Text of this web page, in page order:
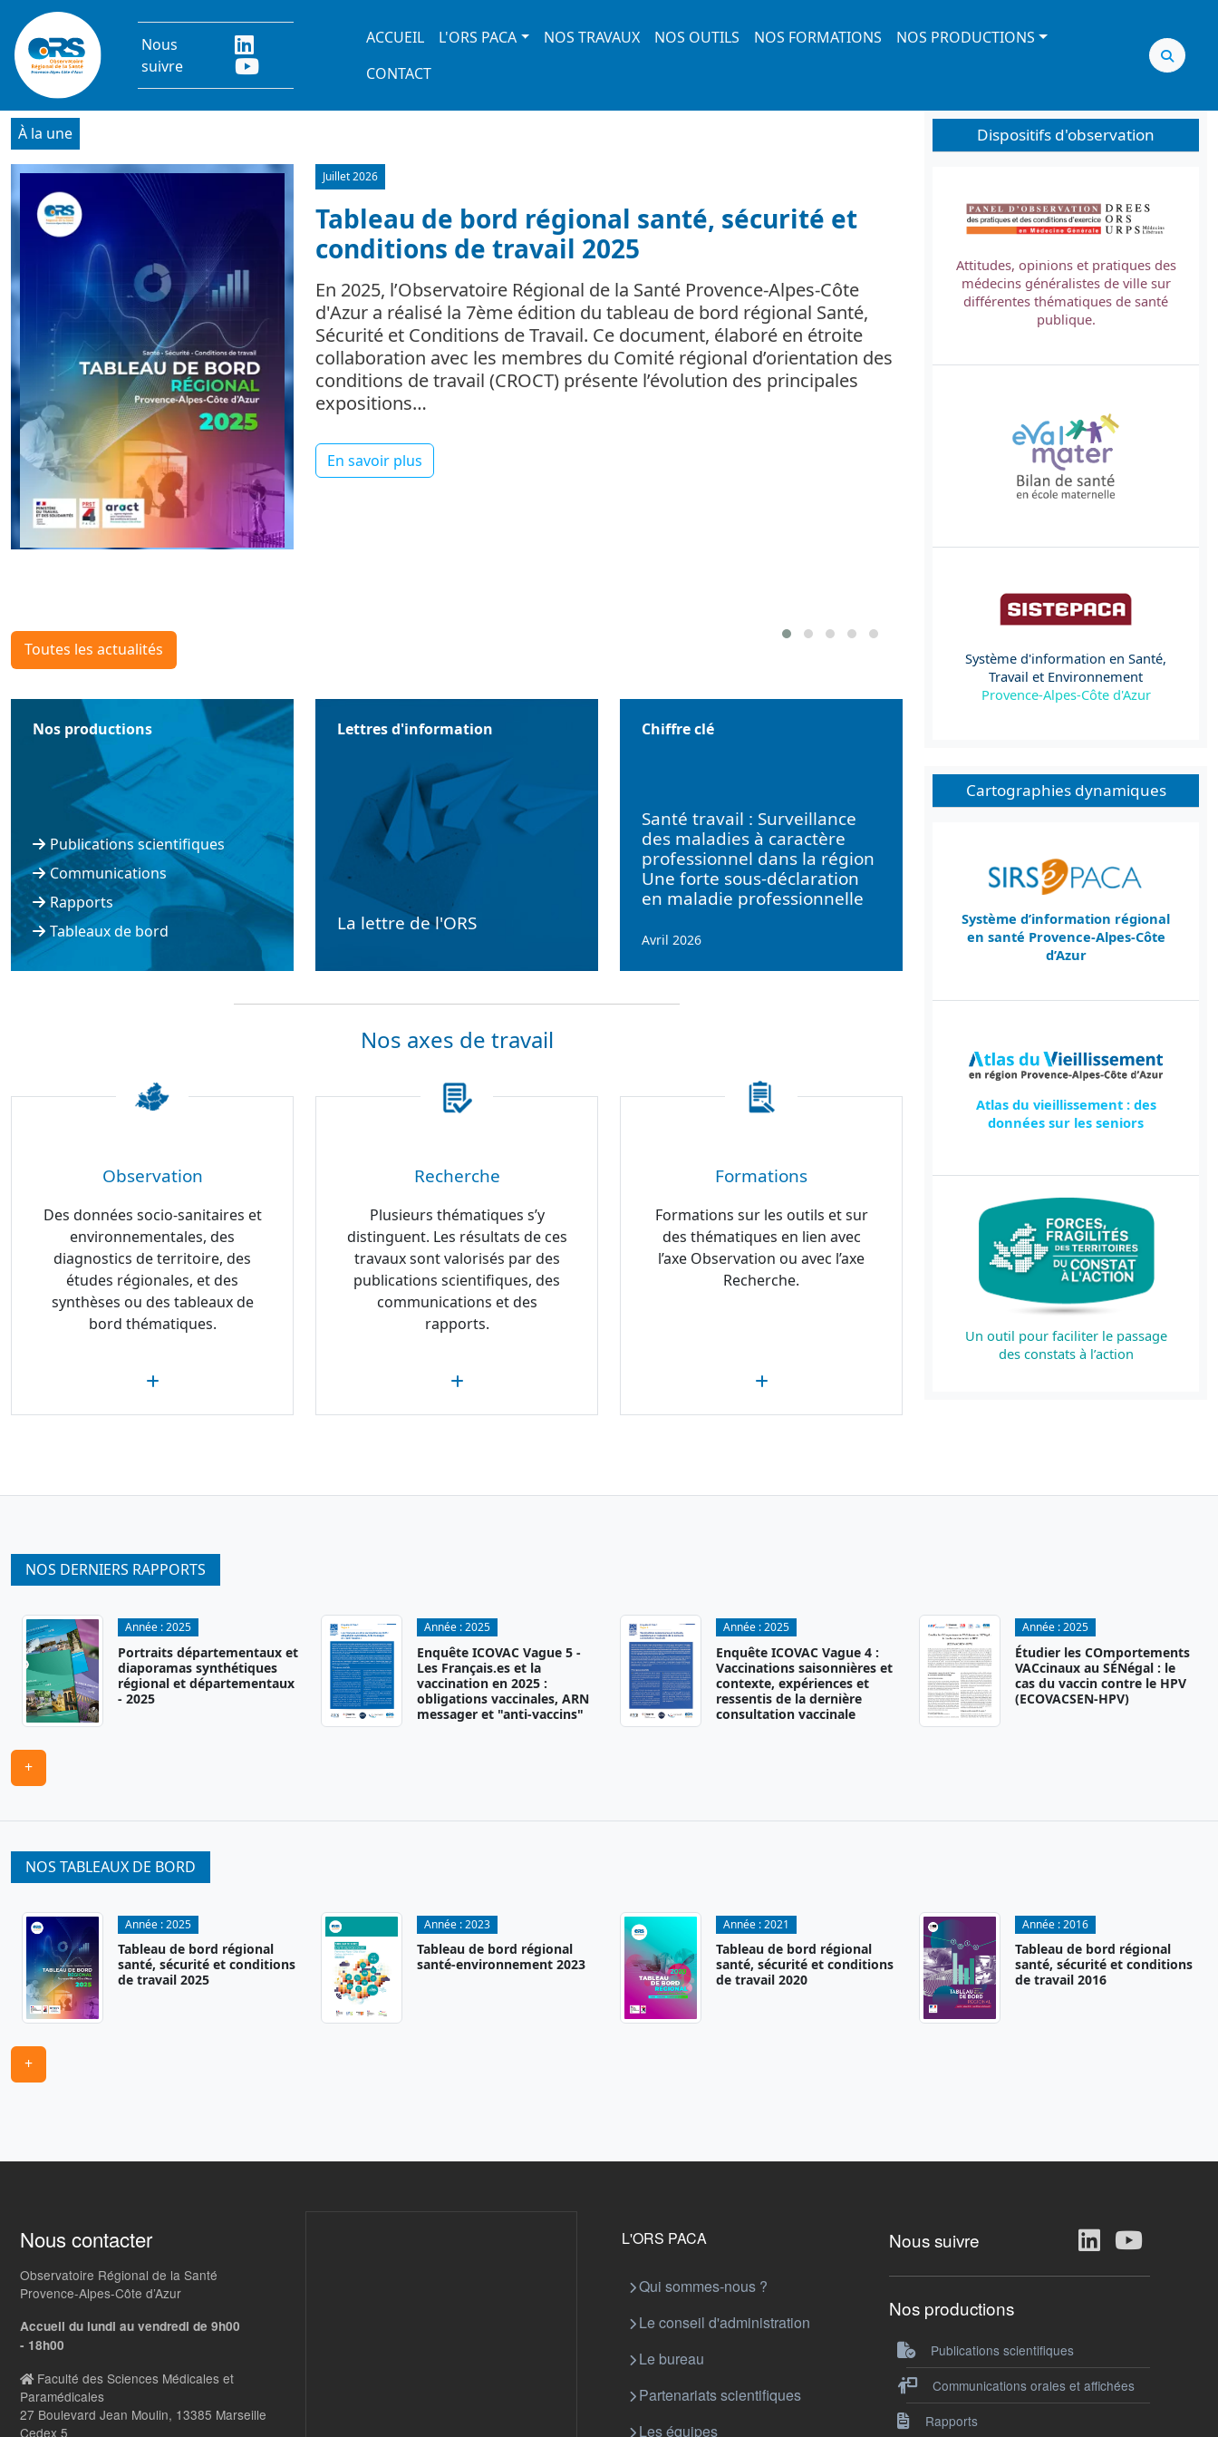
Aller au contenu principal
Nous
suivre
Main navigation
ACCUEIL L'ORS PACA NOS TRAVAUX NOS OUTILS NOS FORMATIONS
NOS PRODUCTIONS
CONTACT
À la une
Juillet 2026
Tableau de bord régional santé, sécurité et
conditions de travail 2025
En 2025, l’Observatoire Régional de la Santé Provence-Alpes-Côte
d'Azur a réalisé la 7ème édition du tableau de bord régional Santé,
Sécurité et Conditions de Travail. Ce document, élaboré en étroite
collaboration avec les membres du Comité régional d’orientation des
conditions de travail (CROCT) présente l’évolution des principales
expositions…
En savoir plus
Toutes les actualités
Nos productions
Publications scientifiques
Communications
Rapports
Tableaux de bord
Lettres d'information
La lettre de l'ORS
Chiffre clé
Santé travail : Surveillance
des maladies à caractère
professionnel dans la région
Une forte sous-déclaration
en maladie professionnelle
Avril 2026
Nos axes de travail
Observation
Des données socio-sanitaires et
environnementales, des
diagnostics de territoire, des
études régionales, et des
synthèses ou des tableaux de
bord thématiques.
Recherche
Plusieurs thématiques s’y
distinguent. Les résultats de ces
travaux sont valorisés par des
publications scientifiques, des
communications et des
rapports.
Formations
Formations sur les outils et sur
des thématiques en lien avec
l’axe Observation ou avec l’axe
Recherche.
Dispositifs d'observation
Attitudes, opinions et pratiques des
médecins généralistes de ville sur
différentes thématiques de santé
publique.
Système d'information en Santé,
Travail et Environnement
Provence-Alpes-Côte d'Azur
Cartographies dynamiques
Système d’information régional
en santé Provence-Alpes-Côte
d’Azur
Atlas du vieillissement : des
données sur les seniors
Un outil pour faciliter le passage
des constats à l’action
NOS DERNIERS RAPPORTS
Année :2025
Portraits départementaux et
diaporamas synthétiques
régional et départementaux
- 2025
Année :2025
Enquête ICOVAC Vague 5 -
Les Français.es et la
vaccination en 2025 :
obligations vaccinales, ARN
messager et "anti-vaccins"
Année :2025
Enquête ICOVAC Vague 4 :
Vaccinations saisonnières et
contexte, expériences et
ressentis de la dernière
consultation vaccinale
Année :2025
Étudier les COmportements
VACcinaux au SÉNégal : le
cas du vaccin contre le HPV
(ECOVACSEN-HPV)
+
NOS TABLEAUX DE BORD
Année :2025
Tableau de bord régional
santé, sécurité et conditions
de travail 2025
Année :2023
Tableau de bord régional
santé-environnement 2023
Année :2021
Tableau de bord régional
santé, sécurité et conditions
de travail 2020
Année :2016
Tableau de bord régional
santé, sécurité et conditions
de travail 2016
+
Nous contacter
Observatoire Régional de la Santé
Provence-Alpes-Côte d’Azur
Accueil du lundi au vendredi de 9h00
- 18h00
Faculté des Sciences Médicales et
Paramédicales
27 Boulevard Jean Moulin, 13385 Marseille
Cedex 5
L'ORS PACA
Qui sommes-nous ?
Le conseil d'administration
Le bureau
Partenariats scientifiques
Les équipes
Nous suivre
Nos productions
Publications scientifiques
Communications orales et affichées
Rapports